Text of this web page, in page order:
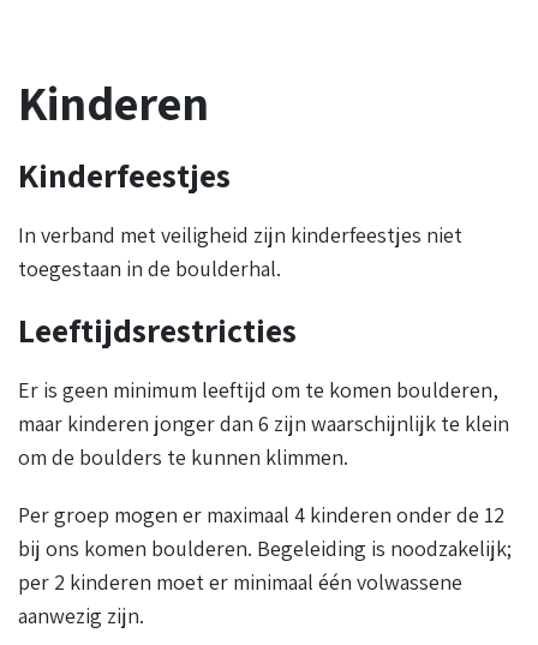
Kinderen
Kinderfeestjes
In verband met veiligheid zijn kinderfeestjes niet
toegestaan in de boulderhal.
Leeftijdsrestricties
Er is geen minimum leeftijd om te komen boulderen,
maar kinderen jonger dan 6 zijn waarschijnlijk te klein
om de boulders te kunnen klimmen.
Per groep mogen er maximaal 4 kinderen onder de 12
bij ons komen boulderen. Begeleiding is noodzakelijk;
per 2 kinderen moet er minimaal één volwassene
aanwezig zijn.